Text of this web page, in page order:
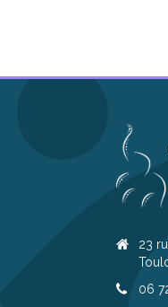
23
06